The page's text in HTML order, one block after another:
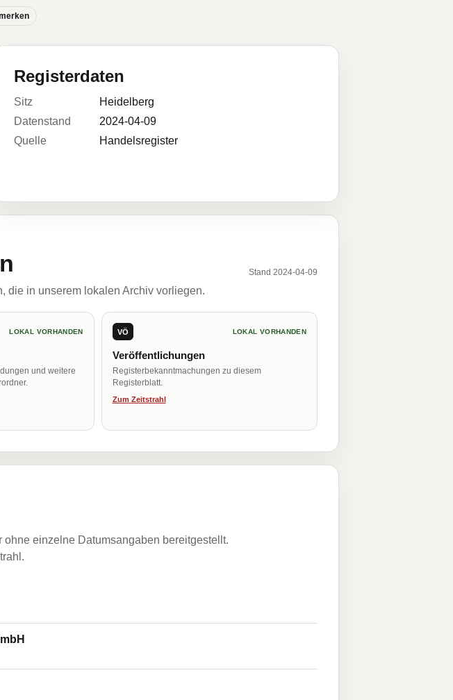
Registerdaten
Sitz
Heidelberg
Datenstand
2024-04-09
Quelle
Handelsregister
Stand 2024-04-09
die in unserem lokalen Archiv vorliegen.
LOKAL VORHANDEN
und weitere
VÖ LOKAL VORHANDEN
Veröffentlichungen
Registerbekanntmachungen zu diesem
Registerblatt.
Zum Zeitstrahl
einzelne Datumsangaben bereitgestellt.